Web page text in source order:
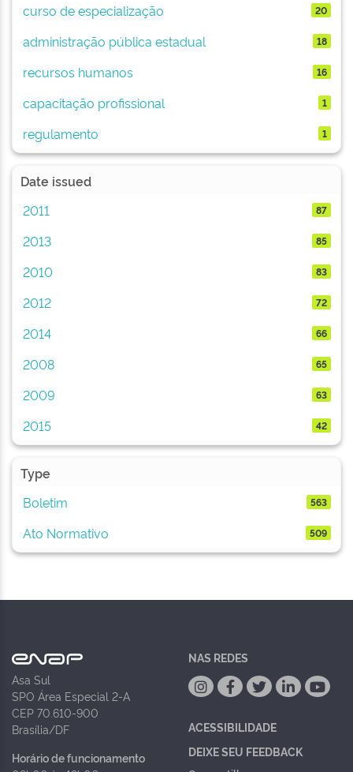
curso de especialização 20
administração pública estadual 18
recursos humanos 16
capacitação profissional 1
regulamento 1
Date issued
2011
87
2013 85
2010 83
2012 72
2014 66
2008 65
2009 63
2015 42
Type
Boletim
563
Ato Normativo 509
Asa Sul
SPO Área Especial 2-A
CEP 70.610-900
Brasília/DF
Horário de funcionamento
NAS REDES
ACESSIBILIDADE
DEIXE SEU FEEDBACK